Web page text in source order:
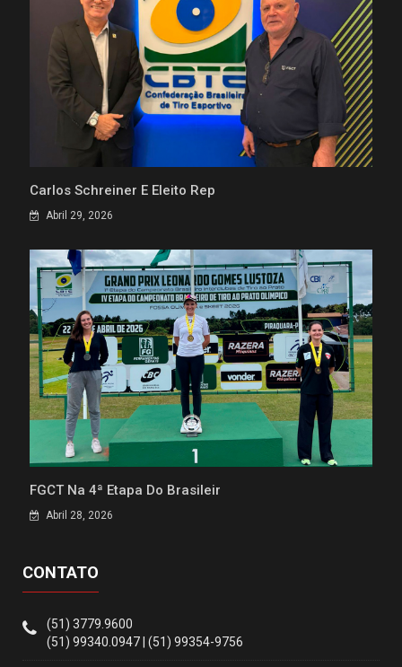
Carlos Schreiner É Eleito Rep
Abril 29, 2026
FGCT Na 4ª Etapa Do Brasileir
Abril 28, 2026
CONTATO
(51) 3779.9600
(51) 99340.0947 | (51) 99354-9756